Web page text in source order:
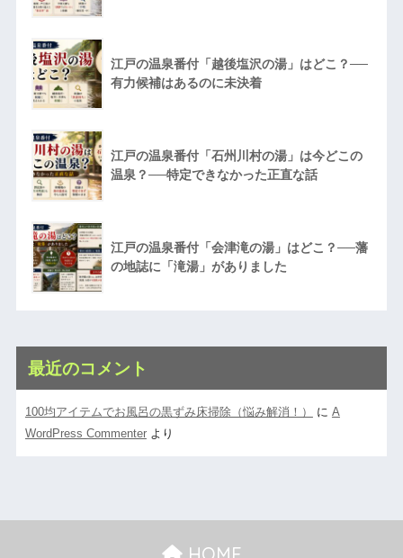
江戸の温泉番付「越後塩沢の湯」はどこ？──
有力候補はあるのに未決着
江戸の温泉番付「石州川村の湯」は今どこの
温泉？──特定できなかった正直な話
江戸の温泉番付「会津滝の湯」はどこ？──藩
の地誌に「滝湯」がありました
最近のコメント
100均アイテムでお風呂の黒ずみ床掃除（悩み解消！） に A
WordPress Commenterより